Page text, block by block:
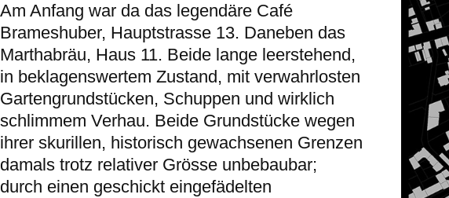
Am Anfang war da das legendäre Café
Brameshuber, Hauptstrasse 13. Daneben das
Marthabräu, Haus 11. Beide lange leerstehend,
in beklagenswertem Zustand, mit verwahrlosten
Gartengrundstücken, Schuppen und wirklich
schlimmem Verhau. Beide Grundstücke wegen
ihrer skurillen, historisch gewachsenen Grenzen
damals trotz relativer Grösse unbebaubar;
durch einen geschickt eingefädelten